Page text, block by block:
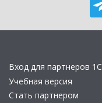
Вход для партнеров 1С
Учебная версия
Стать партнером